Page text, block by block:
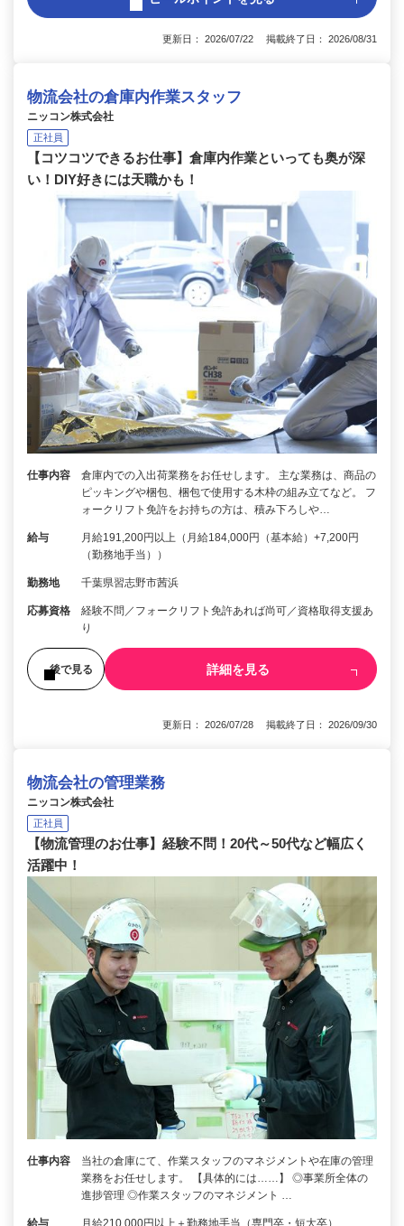
更新日： 2026/07/22 掲載終了日： 2026/08/31
物流会社の倉庫内作業スタッフ
ニッコン株式会社
正社員
【コツコツできるお仕事】倉庫内作業といっても奥が深
い！DIY好きには天職かも！
仕事内容
倉庫内での入出荷業務をお任せします。 主な業務は、商品の
ピッキングや梱包、梱包で使用する木枠の組み立てなど。 フ
ォークリフト免許をお持ちの方は、積み下ろしや…
給与
月給191,200円以上（月給184,000円（基本給）+7,200円
（勤務地手当））
勤務地 千葉県習志野市茜浜
応募資格
経験不問／フォークリフト免許あれば尚可／資格取得支援あ
り
後で見る 詳細を見る
更新日： 2026/07/28 掲載終了日： 2026/09/30
物流会社の管理業務
ニッコン株式会社
正社員
【物流管理のお仕事】経験不問！20代～50代など幅広く
活躍中！
仕事内容
当社の倉庫にて、作業スタッフのマネジメントや在庫の管理
業務をお任せします。 【具体的には……】 ◎事業所全体の
進捗管理 ◎作業スタッフのマネジメント …
給与 月給210,000円以上＋勤務地手当（専門卒・短大卒）